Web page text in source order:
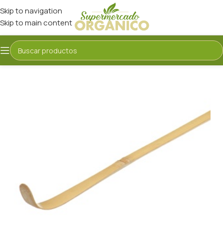
Skip to navigation
Skip to main content